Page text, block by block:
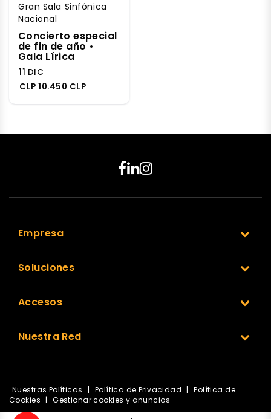
Gran Sala Sinfónica
Nacional
Concierto especial
de fin de año •
Gala Lírica
11 DIC
CLP 10.450 CLP
Empresa
Soluciones
Accesos
Nuestra Red
Nuestras Políticas | Política de Privacidad |
Política de
Cookies |
Gestionar cookies y anuncios
© 1999-2025 Ticketplus. Todos los derechos reservados.